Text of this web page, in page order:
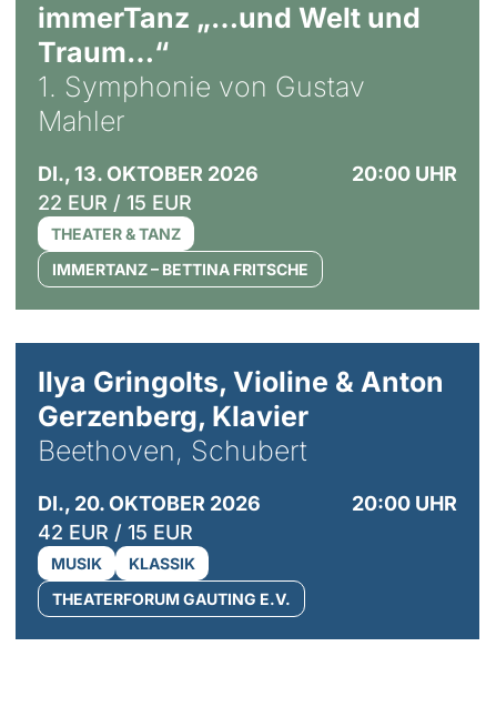
immerTanz „…und Welt und
Traum…“
1. Symphonie von Gustav
Mahler
DI., 13. OKTOBER 2026
20:00 UHR
22 EUR / 15 EUR
THEATER & TANZ
IMMERTANZ – BETTINA FRITSCHE
Ilya Gringolts, Violine & Anton
Gerzenberg, Klavier
Beethoven, Schubert
DI., 20. OKTOBER 2026
20:00 UHR
42 EUR / 15 EUR
MUSIK
KLASSIK
THEATERFORUM GAUTING E.V.